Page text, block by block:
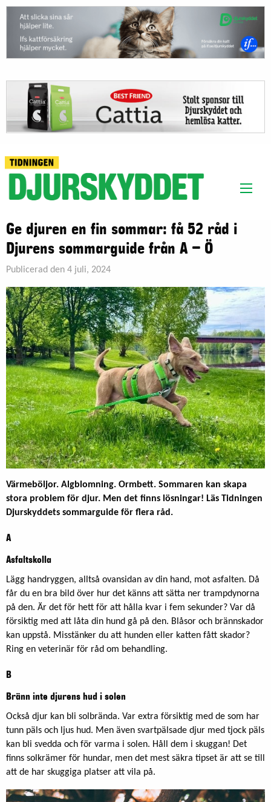
Ge djuren en fin sommar: få 52 råd i
Djurens sommarguide från A – Ö
Publicerad den 4 juli, 2024
Värmeböljor. Algblomning. Ormbett. Sommaren kan skapa
stora problem för djur. Men det finns lösningar! Läs Tidningen
Djurskyddets sommarguide för flera råd.
A
Asfaltskolla
Lägg handryggen, alltså ovansidan av din hand, mot asfalten. Då
får du en bra bild över hur det känns att sätta ner trampdynorna
på den. Är det för hett för att hålla kvar i fem sekunder? Var då
försiktig med att låta din hund gå på den. Blåsor och brännskador
kan uppstå. Misstänker du att hunden eller katten fått skador?
Ring en veterinär för råd om behandling.
B
Bränn inte djurens hud i solen
Också djur kan bli solbrända. Var extra försiktig med de som har
tunn päls och ljus hud. Men även svartpälsade djur med tjock päls
kan bli svedda och för varma i solen. Håll dem i skuggan! Det
finns solkrämer för hundar, men det mest säkra tipset är att se till
att de har skuggiga platser att vila på.